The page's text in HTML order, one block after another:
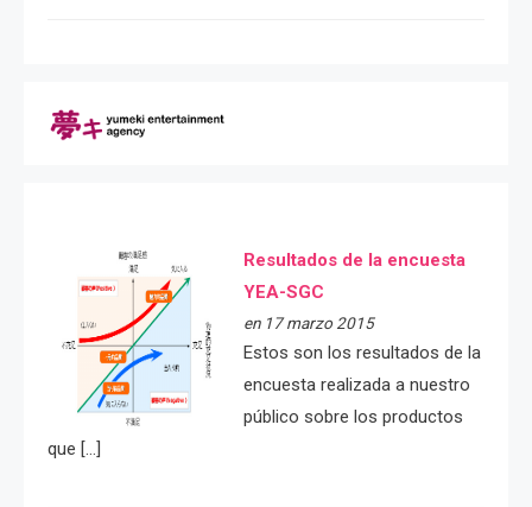
Resultados de la encuesta
YEA-SGC
en 17 marzo 2015
Estos son los resultados de la
encuesta realizada a nuestro
público sobre los productos
que […]